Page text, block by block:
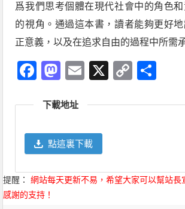
爲我們思考個體在現代社會中的角色
的視角。通過這本書，讀者能夠更好
正意義，以及在追求自由的過程中所需
Facebook
Mastodon
Email
X
Copy
下載地址
點這裏下載
提醒：
網站每天更新不易，希望大家可以幫站長
感謝的支持！